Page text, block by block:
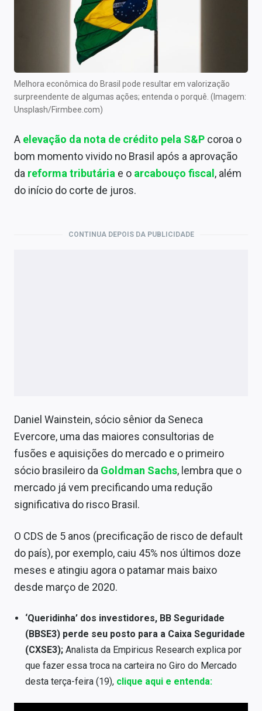
Central de Dividendos
Central de Fundos Imobiliários
Renda Fixa
Finanças Pessoais
Mercados
Economia
Empresas
Expediente
Melhora econômica do Brasil pode resultar em valorização
surpreendente de algumas ações; entenda o porquê. (Imagem:
Unsplash/Firmbee.com)
A elevação da nota de crédito pela S&P coroa o
bom momento vivido no Brasil após a aprovação
da reforma tributária e o arcabouço fiscal , além
do início do corte de juros.
CONTINUA DEPOIS DA PUBLICIDADE
Daniel Wainstein, sócio sênior da Seneca
Evercore, uma das maiores consultorias de
fusões e aquisições do mercado e o primeiro
sócio brasileiro da Goldman Sachs, lembra que o
mercado já vem precificando uma redução
significativa do risco Brasil.
O CDS de 5 anos (precificação de risco de default
do país), por exemplo, caiu 45% nos últimos doze
meses e atingiu agora o patamar mais baixo
desde março de 2020.
‘Queridinha’ dos investidores, BB Seguridade
(BBSE3) perde seu posto para a Caixa Seguridade
(CXSE3); Analista da Empiricus Research explica por
que fazer essa troca na carteira no Giro do Mercado
desta terça-feira (19), clique aqui e entenda: